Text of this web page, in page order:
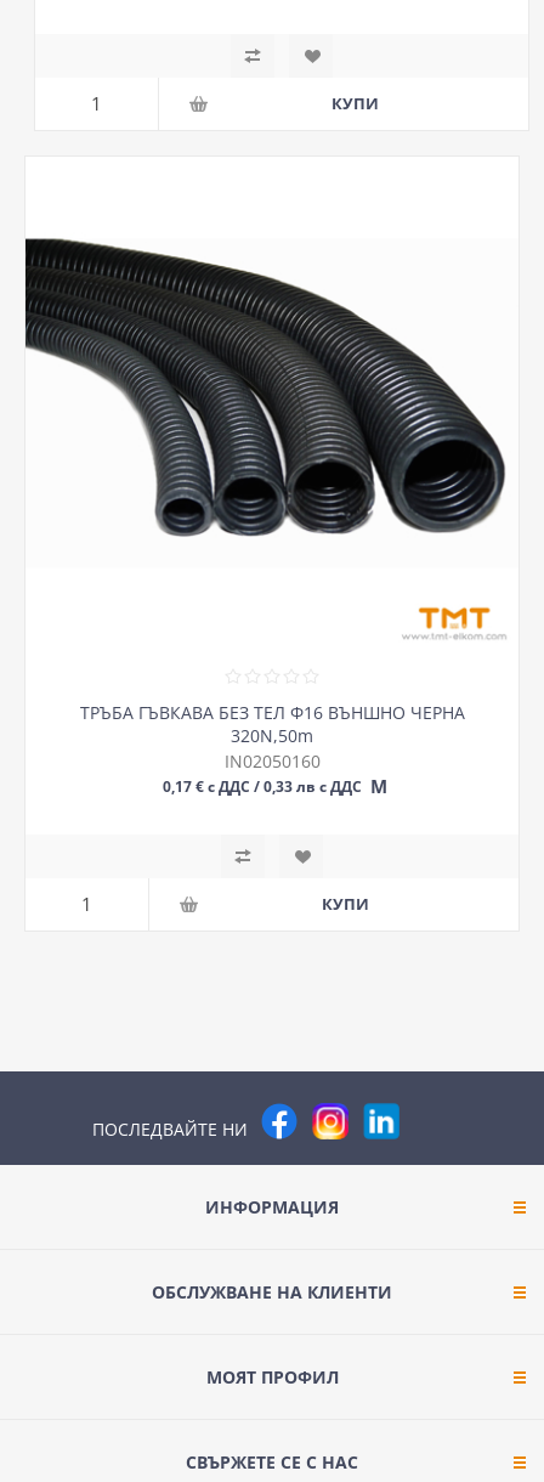
ТРЪБА ГЪВКАВА БЕЗ ТЕЛ Ф16 ВЪНШНО ЧЕРНА
320N,50m
IN02050160
0,17 € с ДДС / 0,33 лв с ДДС М
ПОСЛЕДВАЙТЕ НИ
ИНФОРМАЦИЯ
ОБСЛУЖВАНЕ НА КЛИЕНТИ
МОЯТ ПРОФИЛ
СВЪРЖЕТЕ СЕ С НАС